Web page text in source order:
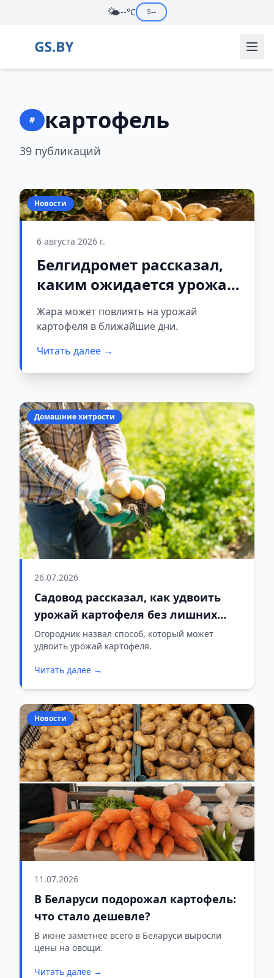
🌤️--°C $--
# картофель
39 публикаций
Новости
6 августа 2026 г.
Белгидромет рассказал,
каким ожидается урожай
картофеля
Жара может повлиять на урожай
картофеля в ближайшие дни.
Читать далее →
Домашние хитрости
26.07.2026
Садовод рассказал, как удвоить
урожай картофеля без лишних
усилий
Огородник назвал способ, который может
удвоить урожай картофеля.
Читать далее →
Новости
11.07.2026
В Беларуси подорожал картофель:
что стало дешевле?
В июне заметнее всего в Беларуси выросли
цены на овощи.
Читать далее →